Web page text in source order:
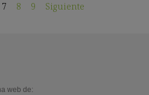
7 8 9 Siguiente
web de: